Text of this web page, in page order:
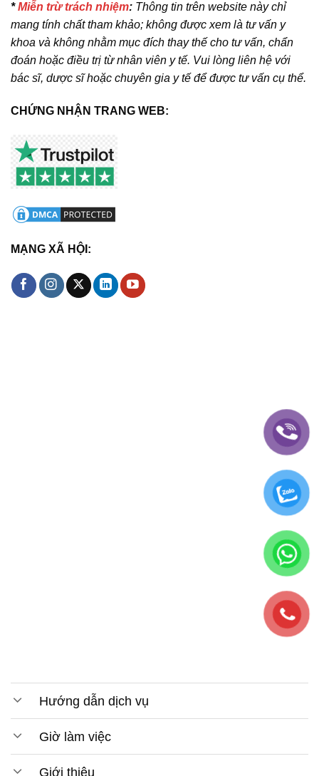
*Miễn trừ trách nhiệm: Thông tin trên website này chỉ
mang tính chất tham khảo; không được xem là tư vấn y
khoa và không nhằm mục đích thay thế cho tư vấn, chẩn
đoán hoặc điều trị từ nhân viên y tế. Vui lòng liên hệ với
bác sĩ, dược sĩ hoặc chuyên gia y tế để được tư vấn cụ thể.
CHỨNG NHẬN TRANG WEB:
MẠNG XÃ HỘI:
Hướng dẫn dịch vụ
Giờ làm việc
Giới thiệu